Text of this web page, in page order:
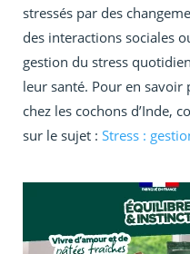
stressés par des
des interactions sociales
gestion du stress
leur santé. Pour en savoir
chez les cochons d’Inde,
sur le sujet : Stress :